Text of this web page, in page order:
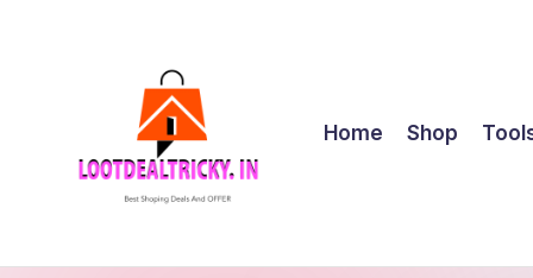
l
Home Shop